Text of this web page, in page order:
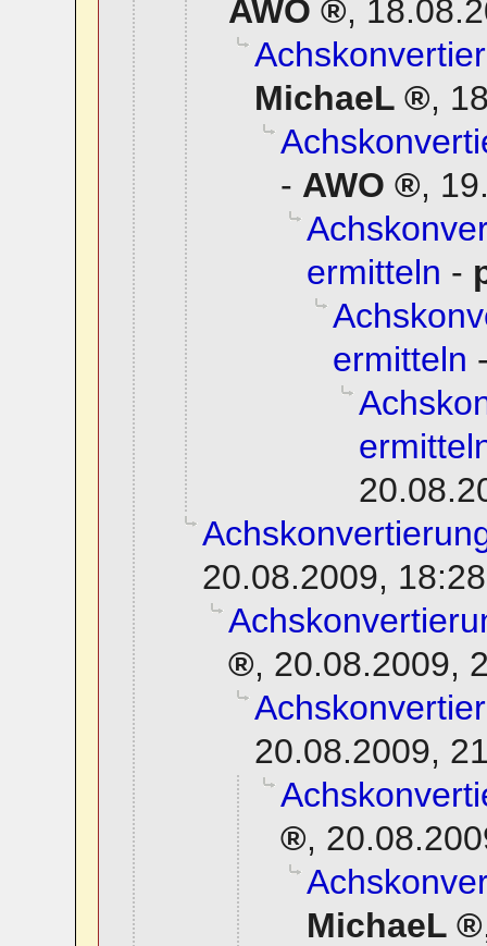
AWO
,
MichaeL
,
- AWO ,
ermitteln -
ermitteln
20.08.2009, 18:28
, 20.08.2009,
20.08.2009,
,
MichaeL